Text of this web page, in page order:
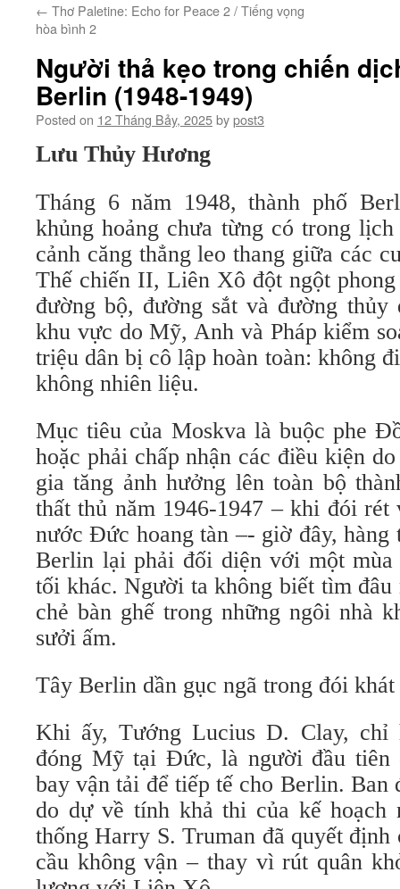
← Thơ Paletine: Echo for Peace 2 / Tiếng vọng
hòa bình 2
Người thả kẹo trong chiến
Berlin (1948-1949)
Posted on 12 Tháng Bảy, 2025bypost3
Lưu Thủy Hương
Tháng 6 năm 1948, thành phố
khủng hoảng chưa từng có trong
cảnh căng thẳng leo thang giữa các
Thế chiến II, Liên Xô đột ngột
đường bộ, đường sắt và đường
khu vực do Mỹ, Anh và Pháp kiểm
triệu dân bị cô lập hoàn toàn: không
không nhiên liệu.
Mục tiêu của Moskva là buộc phe
hoặc phải chấp nhận các điều kiện
gia tăng ảnh hưởng lên toàn bộ
thất thủ năm 1946-1947 – khi đói rét
nước Đức hoang tàn –- giờ đây, hàng
Berlin lại phải đối diện với một mùa
tối khác. Người ta không biết tìm
chẻ bàn ghế trong những ngôi nhà
sưởi ấm.
Tây Berlin dần gục ngã trong đói
Khi ấy, Tướng Lucius D. Clay, chỉ
đóng Mỹ tại Đức, là người đầu tiên
bay vận tải để tiếp tế cho Berlin. Ban
do dự về tính khả thi của kế hoạch
thống Harry S. Truman đã quyết định
cầu không vận – thay vì rút quân